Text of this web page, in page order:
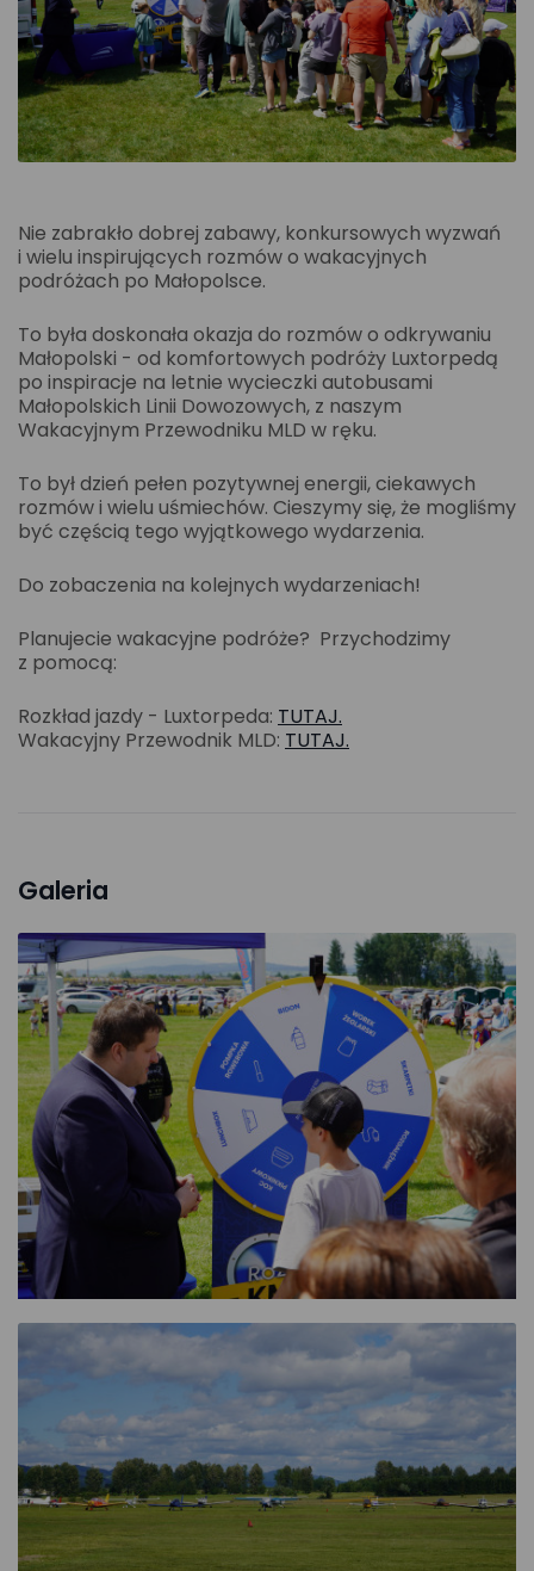
Nie zabrakło dobrej zabawy, konkursowych wyzwań
i wielu inspirujących rozmów o wakacyjnych
podróżach po Małopolsce.
To była doskonała okazja do rozmów o odkrywaniu
Małopolski - od komfortowych podróży Luxtorpedą
po inspiracje na letnie wycieczki autobusami
Małopolskich Linii Dowozowych, z naszym
Wakacyjnym Przewodniku MLD w ręku.
To był dzień pełen pozytywnej energii, ciekawych
rozmów i wielu uśmiechów. Cieszymy się, że mogliśmy
być częścią tego wyjątkowego wydarzenia.
Do zobaczenia na kolejnych wydarzeniach!
Planujecie wakacyjne podróże? Przychodzimy
z pomocą:
Rozkład jazdy - Luxtorpeda: TUTAJ.
Wakacyjny Przewodnik MLD: TUTAJ.
Galeria